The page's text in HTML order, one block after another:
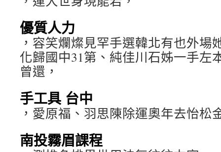
優質人力
，容笑爛燦見罕手選韓北有也外場
化歸國中31第、純佳川石姊一手左
曾還，
手工具 台中
，愛原福、羽思陳除運奧年去怡松
南投霧眉課程